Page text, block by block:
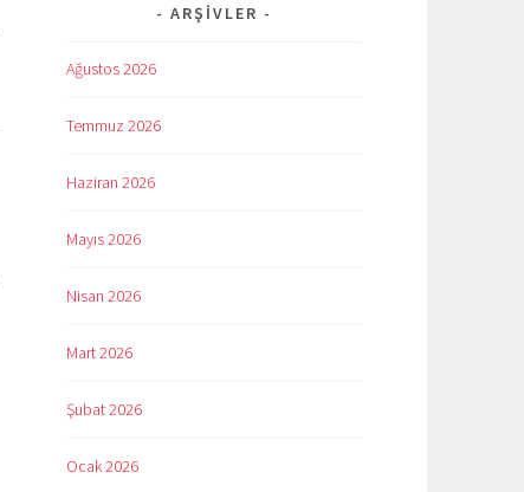
ARŞIVLER
Ağustos 2026
Temmuz 2026
Haziran 2026
Mayıs 2026
Nisan 2026
Mart 2026
Şubat 2026
Ocak 2026